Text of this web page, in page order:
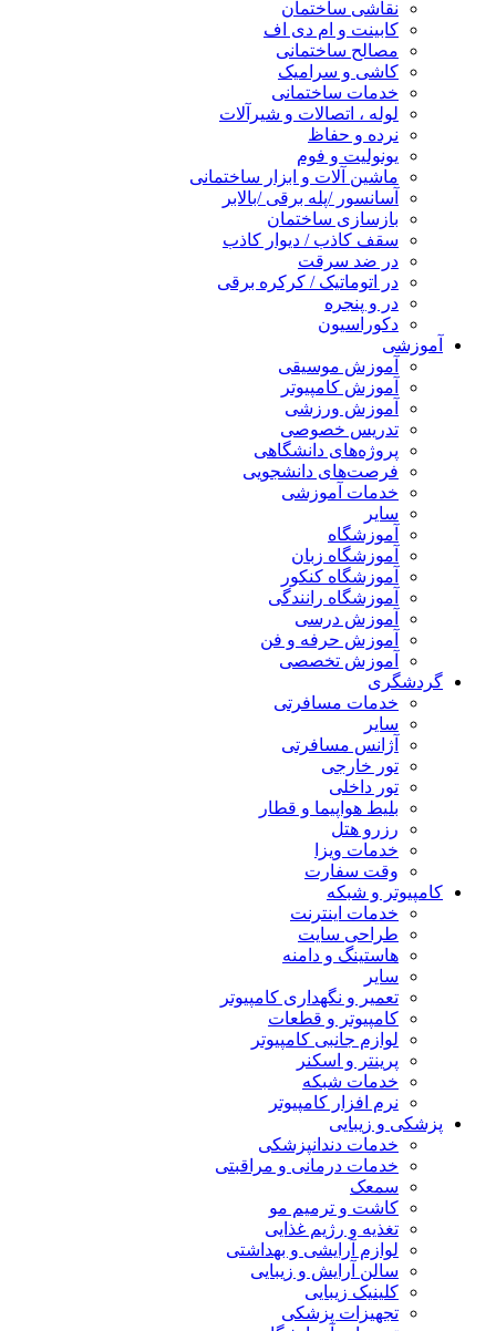
نقاشی ساختمان
کابینت و ام دی اف
مصالح ساختمانی
کاشی و سرامیک
خدمات ساختمانی
لوله ، اتصالات و شیرآلات
نرده و حفاظ
یونولیت و فوم
ماشین آلات و ابزار ساختمانی
آسانسور /پله برقی /بالابر
بازسازی ساختمان
سقف کاذب / دیوار کاذب
در ضد سرقت
در اتوماتیک / کرکره برقی
در و پنجره
دکوراسیون
آموزشی
آموزش موسیقی
آموزش کامپیوتر
آموزش ورزشی
تدریس خصوصی
پروژه‌های دانشگاهی
فرصت‌های دانشجویی
خدمات آموزشی
سایر
آموزشگاه
آموزشگاه زبان
آموزشگاه کنکور
آموزشگاه رانندگی
آموزش درسی
آموزش حرفه و فن
آموزش تخصصی
گردشگری
خدمات مسافرتی
سایر
آژانس مسافرتی
تور خارجی
تور داخلی
بلیط هواپیما و قطار
رزرو هتل
خدمات ویزا
وقت سفارت
کامپیوتر و شبکه
خدمات اینترنت
طراحی سایت
هاستینگ و دامنه
سایر
تعمیر و نگهداری کامپیوتر
کامپیوتر و قطعات
لوازم جانبی کامپیوتر
پرینتر و اسکنر
خدمات شبکه
نرم افزار کامپیوتر
پزشکی و زیبایی
خدمات دندانپزشکی
خدمات درمانی و مراقبتی
سمعک
کاشت و ترمیم مو
تغذیه و رژیم غذایی
لوازم آرایشی و بهداشتی
سالن آرایش و زیبایی
کلینیک زیبایی
تجهیزات پزشکی